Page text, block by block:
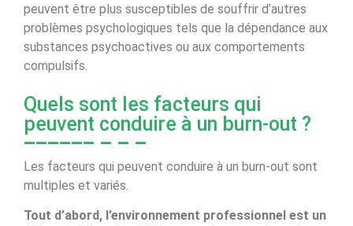
peuvent être plus susceptibles de souffrir d’autres
problèmes psychologiques tels que la dépendance aux
substances psychoactives ou aux comportements
compulsifs.
Quels sont les facteurs qui
peuvent conduire à un burn-out ?
Les facteurs qui peuvent conduire à un burn-out sont
multiples et variés.
Tout d’abord, l’environnement professionnel est un